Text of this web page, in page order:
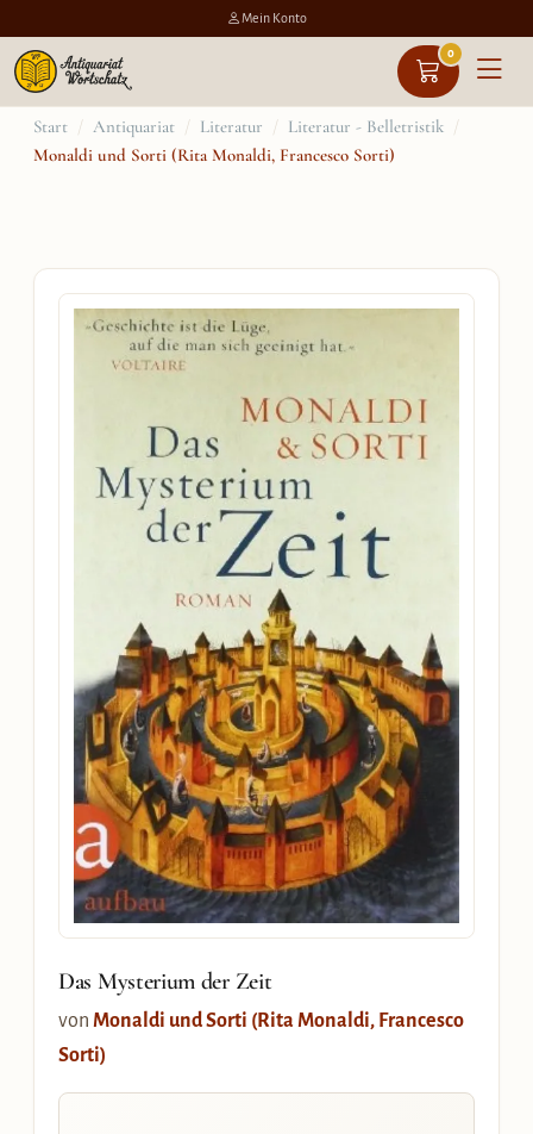
Mein Konto
0
Zum
Inhalt
Start / Antiquariat / Literatur / Literatur - Belletristik /
Monaldi und Sorti (Rita Monaldi, Francesco Sorti)
Das Mysterium der Zeit
von Monaldi und Sorti (Rita Monaldi, Francesco
Sorti)